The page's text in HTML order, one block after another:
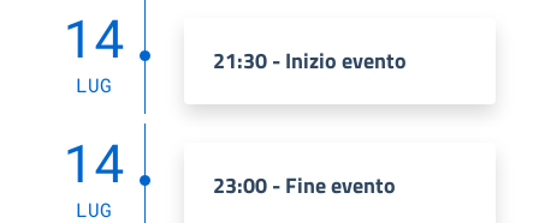
14
LUG
21:30 - Inizio evento
14
LUG
23:00 - Fine evento